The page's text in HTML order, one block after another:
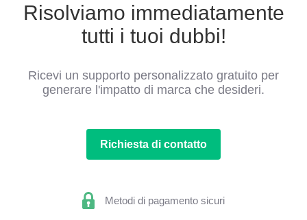
Risolviamo immediatamente
tutti i tuoi dubbi!
Ricevi un supporto personalizzato gratuito per
generare l'impatto di marca che desideri.
Richiesta di contatto
Metodi di pagamento sicuri